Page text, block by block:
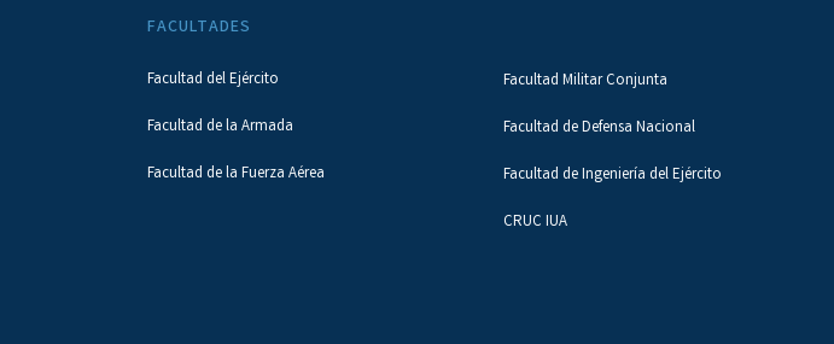
FACULTADES
Facultad del Ejército
Facultad de la Armada
Facultad de la Fuerza Aérea
Facultad Militar Conjunta
Facultad de Defensa Nacional
Facultad de Ingeniería del Ejército
CRUC IUA